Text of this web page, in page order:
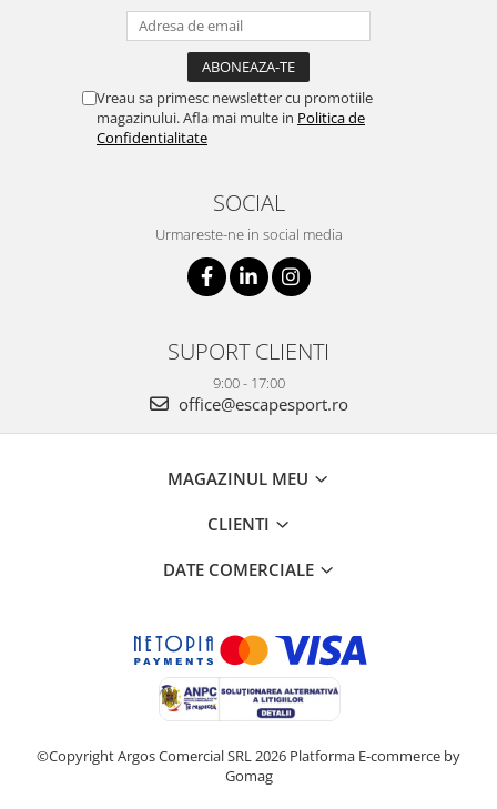
Vreau sa primesc newsletter cu promotiile
magazinului. Afla mai multe in Politica de
Confidentialitate
SOCIAL
Urmareste-ne in social media
SUPORT CLIENTI
9:00 - 17:00
office@escapesport.ro
MAGAZINUL MEU
CLIENTI
DATE COMERCIALE
©Copyright Argos Comercial SRL 2026 Platforma E-commerce by
Gomag